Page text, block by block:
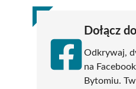
Dołącz
Odkrywaj,
na
Bytomiu.